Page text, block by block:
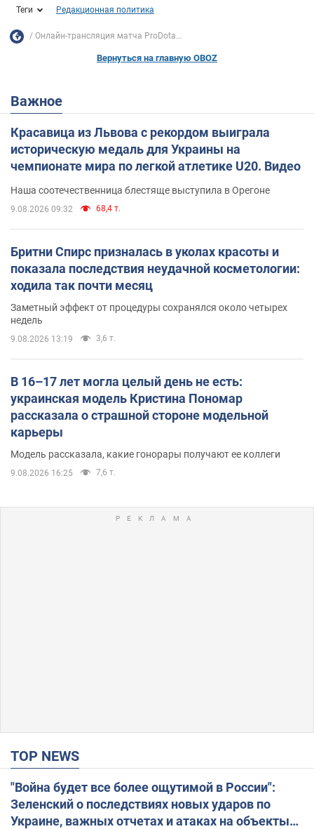
Теги Редакционная политика
Онлайн-трансляция матча ProDota...
Вернуться на главную OBOZ
Важное
Красавица из Львова с рекордом выиграла
историческую медаль для Украины на
чемпионате мира по легкой атлетике U20. Видео
Наша соотечественница блестяще выступила в Орегоне
9.08.2026 09:32 68,4 т.
Бритни Спирс призналась в уколах красоты и
показала последствия неудачной косметологии:
ходила так почти месяц
Заметный эффект от процедуры сохранялся около четырех
недель
9.08.2026 13:19 3,6 т.
В 16–17 лет могла целый день не есть:
украинская модель Кристина Пономар
рассказала о страшной стороне модельной
карьеры
Модель рассказала, какие гонорары получают ее коллеги
9.08.2026 16:25 7,6 т.
TOP NEWS
"Война будет все более ощутимой в России":
Зеленский о последствиях новых ударов по
Украине, важных отчетах и атаках на объекты